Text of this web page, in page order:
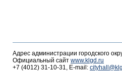
Адрес администрации городского
Официальный сайт www.klgd.ru
+7 (4012) 31-10-31, E-mail: